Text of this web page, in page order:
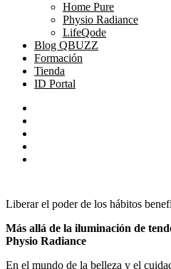
Home Pure
Physio Radiance
LifeQode
Blog QBUZZ
Formación
Tienda
ID Portal
Liberar el poder de los hábitos
Más allá de la iluminación de
Physio Radiance
En el mundo de la belleza y el